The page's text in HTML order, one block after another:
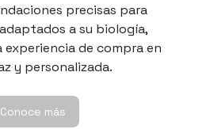
precisas para
a su biología,
de compra en
y personalizada.
Conoce más